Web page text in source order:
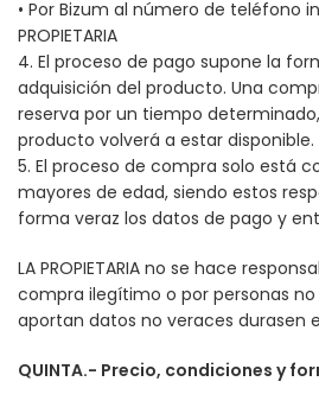
• Por Bizum al número de teléfono
PROPIETARIA
4. El proceso de pago supone la
adquisición del producto. Una
reserva por un tiempo
producto volverá a estar disponible.
5. El proceso de compra solo está
mayores de edad, siendo estos
forma veraz los datos de pago y
LA PROPIETARIA no se hace
compra ilegítimo o por personas
aportan datos no veraces durasen
QUINTA.- Precio, condiciones y